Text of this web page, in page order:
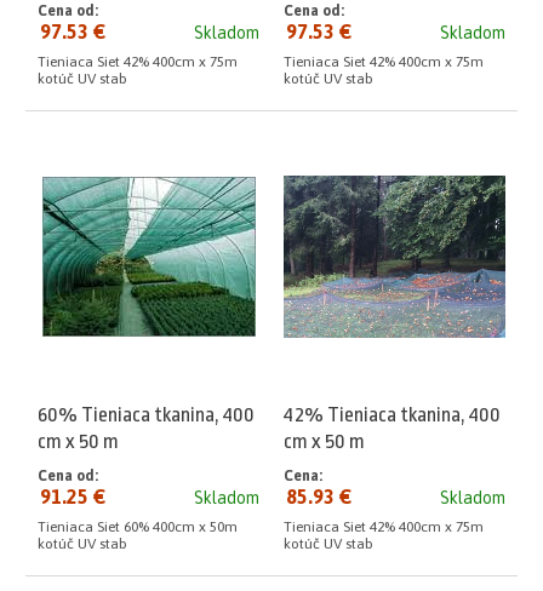
Skladom
Cena od:
97.53 €
Tieniaca Siet 42% 400cm x 75m
kotúč UV stab
Skladom
Cena od:
97.53 €
Tieniaca Siet 42% 400cm x 75m
kotúč UV stab
60% Tieniaca tkanina, 400
cm x 50 m
Skladom
Cena od:
91.25 €
Tieniaca Siet 60% 400cm x 50m
kotúč UV stab
42% Tieniaca tkanina, 400
cm x 50 m
Skladom
Cena:
85.93 €
Tieniaca Siet 42% 400cm x 75m
kotúč UV stab